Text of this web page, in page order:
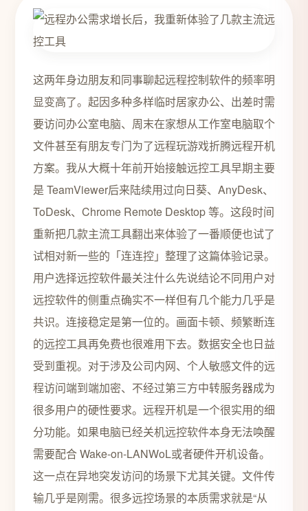
这两年身边朋友和同事聊起远程控制软件的频率明
显变高了。起因多种多样临时居家办公、出差时需
要访问办公室电脑、周末在家想从工作室电脑取个
文件甚至有朋友专门为了远程玩游戏折腾远程开机
方案。我从大概十年前开始接触远控工具早期主要
是 TeamViewer后来陆续用过向日葵、AnyDesk、
ToDesk、Chrome Remote Desktop 等。这段时间
重新把几款主流工具翻出来体验了一番顺便也试了
试相对新一些的「连连控」整理了这篇体验记录。
用户选择远控软件最关注什么先说结论不同用户对
远控软件的侧重点确实不一样但有几个能力几乎是
共识。连接稳定是第一位的。画面卡顿、频繁断连
的远控工具再免费也很难用下去。数据安全也日益
受到重视。对于涉及公司内网、个人敏感文件的远
程访问端到端加密、不经过第三方中转服务器成为
很多用户的硬性要求。远程开机是一个很实用的细
分功能。如果电脑已经关机远控软件本身无法唤醒
需要配合 Wake-on-LANWoL或者硬件开机设备。
这一点在异地突发访问的场景下尤其关键。文件传
输几乎是刚需。很多远控场景的本质需求就是“从